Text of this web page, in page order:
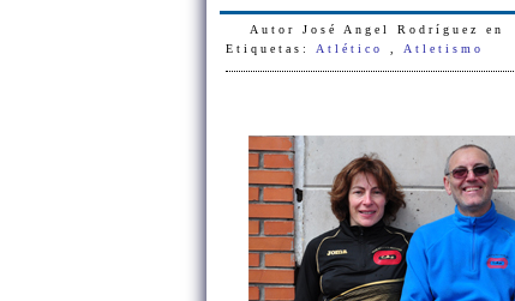
Autor José Angel Rodríguez en
Etiquetas: Atlético Atletismo